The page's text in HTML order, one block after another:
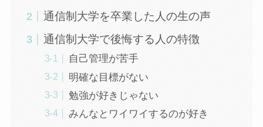
通信制大学を卒業した人の生の声
通信制大学で後悔する人の特徴
自己管理が苦手
明確な目標がない
勉強が好きじゃない
みんなとワイワイするのが好き